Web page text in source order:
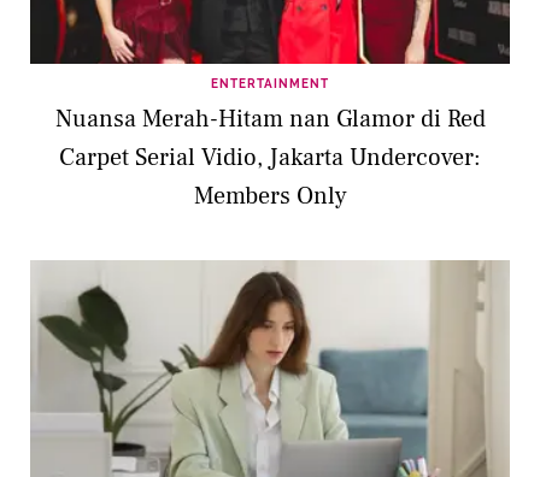
ENTERTAINMENT
Nuansa Merah-Hitam nan Glamor di Red
Carpet Serial Vidio, Jakarta Undercover:
Members Only